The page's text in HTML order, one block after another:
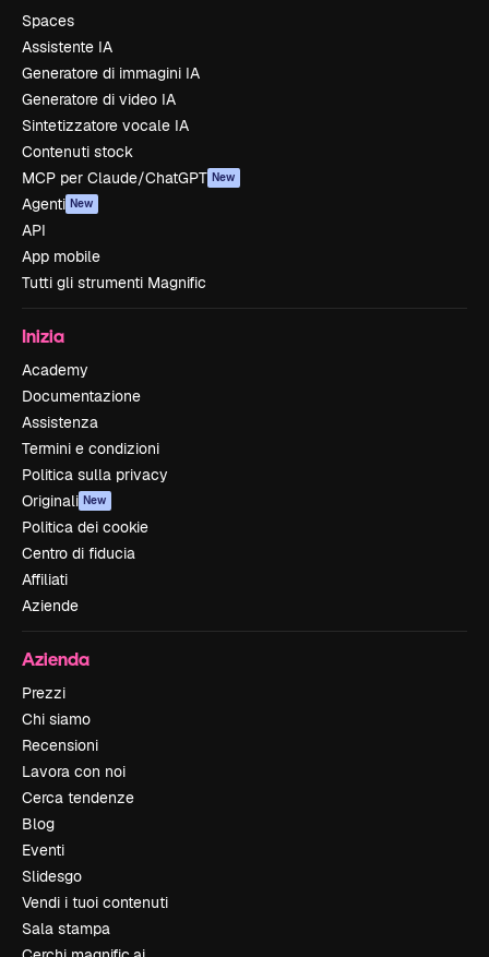
Spaces
Assistente IA
Generatore di immagini IA
Generatore di video IA
Sintetizzatore vocale IA
Contenuti stock
MCP per Claude/ChatGPT New
Agenti New
API
App mobile
Tutti gli strumenti Magnific
Inizia
Academy
Documentazione
Assistenza
Termini e condizioni
Politica sulla privacy
Originali New
Politica dei cookie
Centro di fiducia
Affiliati
Aziende
Azienda
Prezzi
Chi siamo
Recensioni
Lavora con noi
Cerca tendenze
Blog
Eventi
Slidesgo
Vendi i tuoi contenuti
Sala stampa